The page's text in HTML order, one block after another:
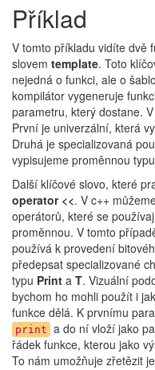
Příklad
V tomto příkladu vidíte dvě
slovem template. Toto
nejedná o funkci, ale o
kompilátor vygeneruje
parametru, který dostane.
První je univerzální, která
Druhá je specializovaná
vypisujeme proměnnou
Další klíčové slovo, které
operator <<. V c++
operátorů, které se
proměnnou. V tomto
používá k provedení
předepsat specializované
typu Print a T. Vizuální
bychom ho mohli použít i
funkce dělá. K prvnímu
print a do ní vloží jako
řádek funkce, kterou jako
To nám umožňuje zřetězit